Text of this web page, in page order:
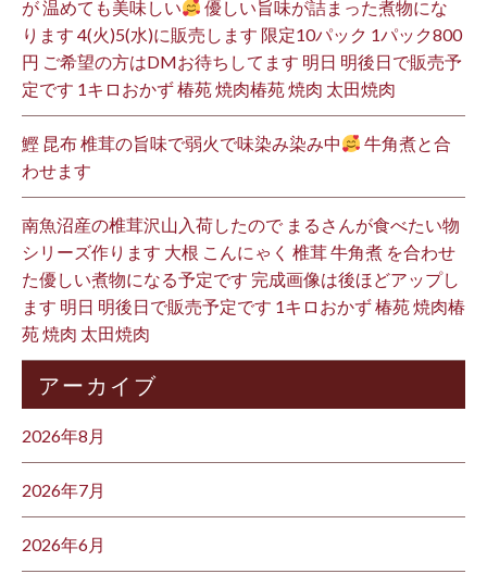
が 温めても美味しい
優しい旨味が詰まった煮物にな
ります 4(火)5(水)に販売します 限定10パック 1パック800
円 ご希望の方はDMお待ちしてます 明日 明後日で販売予
定です 1キロおかず 椿苑 焼肉椿苑 焼肉 太田焼肉
鰹 昆布 椎茸の旨味で弱火で味染み染み中
牛角煮と合
わせます
南魚沼産の椎茸沢山入荷したので まるさんが食べたい物
シリーズ作ります 大根 こんにゃく 椎茸 牛角煮 を合わせ
た優しい煮物になる予定です 完成画像は後ほどアップし
ます 明日 明後日で販売予定です 1キロおかず 椿苑 焼肉椿
苑 焼肉 太田焼肉
アーカイブ
2026年8月
2026年7月
2026年6月